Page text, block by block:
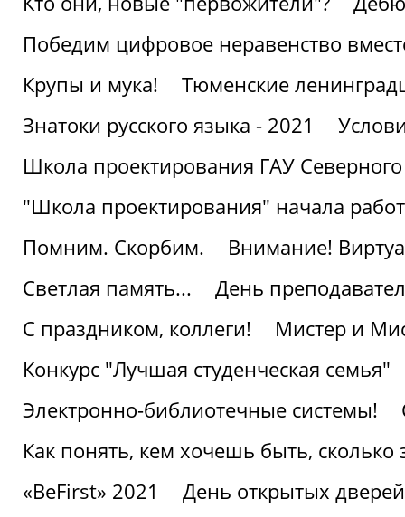
Победим цифровое неравенство
Крупы и мука!
Тюменские
Знатоки русского языка - 2021
Школа проектирования ГАУ
"Школа проектирования" начала
Помним. Скорбим.
Внимание!
Светлая память...
День
С праздником, коллеги!
Мистер и
Конкурс "Лучшая студенческая семья"
Электронно-библиотечные системы!
Как понять, кем хочешь быть, сколько
«BeFirst» 2021
День открытых